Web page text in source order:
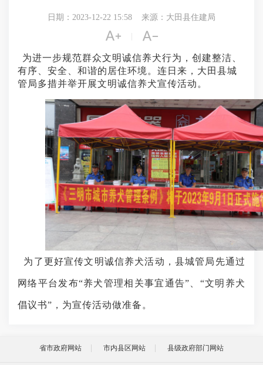
日期：2023-12-22 15:58 来源：大田县住建局
 
为进一步规范群众文明诚信养犬行为，创建整洁、
有序、安全、和谐的居住环境。连日来，大田县城
管局多措并举开展文明诚信养犬宣传活动。
为了更好宣传文明诚信养犬活动，县城管局先通过
网络平台发布“养犬管理相关事宜通告”、“文明养犬
倡议书”，为宣传活动做准备。
省市政府网站 市内县区网站 县级政府部门网站